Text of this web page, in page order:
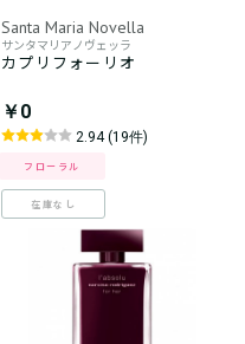
Santa Maria Novella
サンタマリアノヴェッラ
カプリフォーリオ
￥0
2.94 (19件)
フローラル
在庫なし